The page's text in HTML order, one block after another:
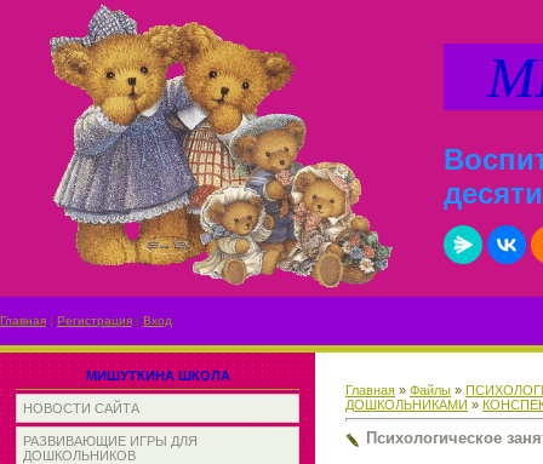
Главная | Регистрация | Вход
МИШУТКИНА ШКОЛА
НОВОСТИ САЙТА
РАЗВИВАЮЩИЕ ИГРЫ ДЛЯ
ДОШКОЛЬНИКОВ
Главная » Файлы »
ДОШКОЛЬНИКАМИ »
Психологическое